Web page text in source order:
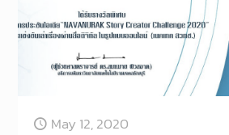
May 12, 2020